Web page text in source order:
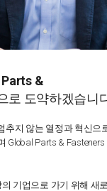
&
로 도약하겠습니
추지 않는 열정과 혁신으
Global Parts &
기업으로 가기 위해 새